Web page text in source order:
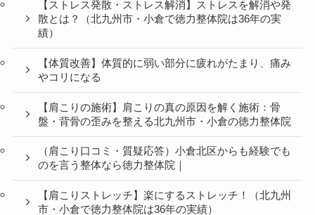
【ストレス発散・ストレス解消】ストレスを解消や発
散とは？（北九州市・小倉で徳力整体院は36年の実
績）
【体質改善】体質的に弱い部分に疲れがたまり、痛み
やコリになる
【肩こりの施術】肩こりの真の原因を解く施術：骨
盤・背骨の歪みを整える北九州市・小倉の徳力整体院
（肩こり口コミ・質疑応答）小倉北区からも経験でも
のを言う整体なら徳力整体院｜
【肩こりストレッチ】楽にするストレッチ！（北九州
市・小倉で徳力整体院は36年の実績）